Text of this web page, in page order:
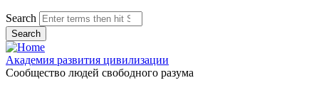
Search
Академия развития цивилизации
Сообщество людей свободного разума